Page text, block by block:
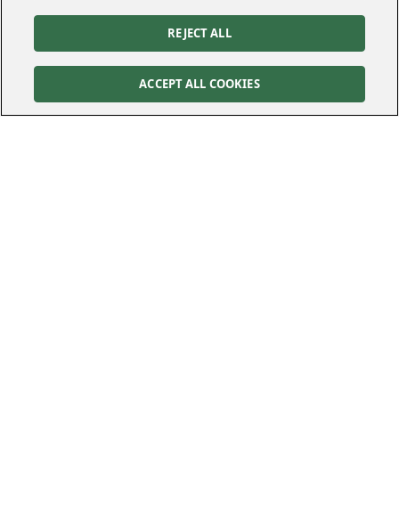
Kontakt
REJECT ALL
ACCEPT ALL COOKIES